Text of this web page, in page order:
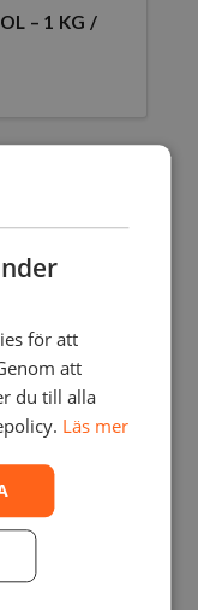
– 1 KG /
för att
att
du till alla
Läs mer